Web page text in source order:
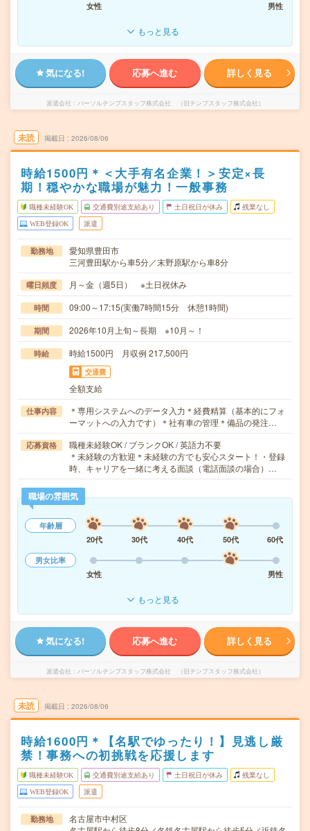
女性
男性
もっと見る
気になる! 応募へ進む 詳しく見る
派遣会社 パーソルテンプスタッフ株式会社 （旧テンプスタッフ株式会社）
未読 掲載日 2026/08/06
時給1500円＊＜大手有名企業！＞安定×長
期！穏やかな職場が魅力！一般事務
職種未経験OK 交通費別途支給あり 土日祝日が休み 残業なし
WEB登録OK 派遣
勤務地
愛知県豊田市
三河豊田駅から車5分／末野原駅から車8分
曜日頻度 月～金（週5日） ※土日祝休み
時間 09:00～17:15(実働7時間15分 休憩1時間)
期間 2026年10月上旬～長期 ※10月～！
時給 時給1500円 月収例 217,500円
交通費
全額支給
仕事内容
＊専用システムへのデータ入力＊経費精算（基本的にフォ
ーマットへの入力です）＊社有車の管理＊備品の発注…
応募資格
職種未経験OK / ブランクOK / 英語力不要
＊未経験の方歓迎＊未経験の方でも安心スタート！・登録
時、キャリアを一緒に考える面談（電話面談の場合）…
職場の雰囲気
年齢層
20代
30代 40代 50代
60代
男女比率
女性
男性
もっと見る
気になる! 応募へ進む 詳しく見る
派遣会社 パーソルテンプスタッフ株式会社 （旧テンプスタッフ株式会社）
未読 掲載日 2026/08/06
時給1600円＊【名駅でゆったり！】見逃し厳
禁！事務への初挑戦を応援します
職種未経験OK 交通費別途支給あり 土日祝日が休み 残業なし
WEB登録OK 派遣
勤務地
名古屋市中村区